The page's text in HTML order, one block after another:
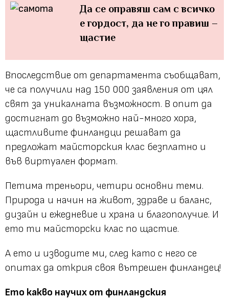
Да се оправяш сам с всичко
е гордост, да не го правиш –
щастие
Впоследствие от департамента съобщават,
че са получили над 150 000 заявления от цял ​​
свят за уникалната възможност. В опит да
достигнат до възможно най-много хора,
щастливите финландци решават да
предложат майсторския клас безплатно и
във виртуален формат.
Петима треньори, четири основни теми.
Природа и начин на живот, здраве и баланс,
дизайн и ежедневие и храна и благополучие. И
ето ти майсторски клас по щастие.
А ето и изводите ми, след като с него се
опитах да открия своя вътрешен финландец!
Ето какво научих от финландския